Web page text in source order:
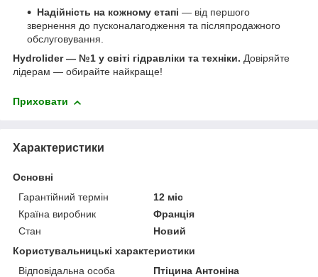
Надійність на кожному етапі — від першого
звернення до пусконалагодження та післяпродажного
обслуговування.
Hydrolider — №1 у світі гідравліки та техніки. Довіряйте
лідерам — обирайте найкраще!
Приховати
Характеристики
Основні
Гарантійний термін
12 міс
Країна виробник
Франція
Стан
Новий
Користувальницькі характеристики
Відповідальна особа
Птіцина Антоніна